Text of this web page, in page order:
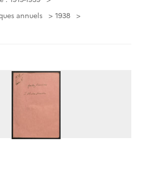
annuels
1938